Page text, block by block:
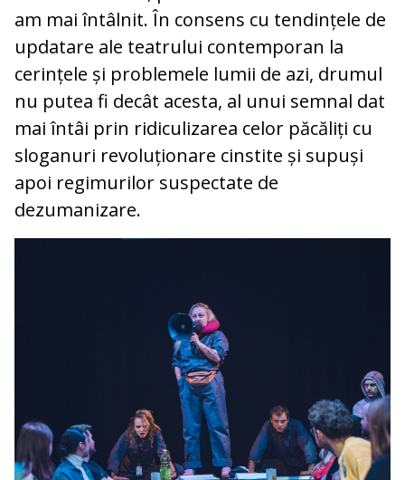
am mai întâlnit. În consens cu tendințele de
updatare ale teatrului contemporan la
cerințele și problemele lumii de azi, drumul
nu putea fi decât acesta, al unui semnal dat
mai întâi prin ridiculizarea celor păcăliți cu
sloganuri revoluționare cinstite și supuși
apoi regimurilor suspectate de
dezumanizare.